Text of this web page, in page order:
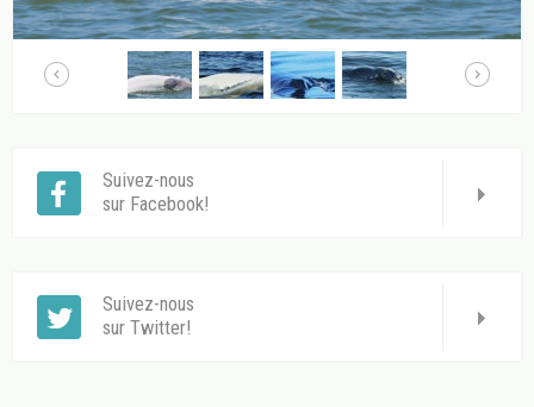
Suivez-nous
sur Facebook!
Suivez-nous
sur Twitter!